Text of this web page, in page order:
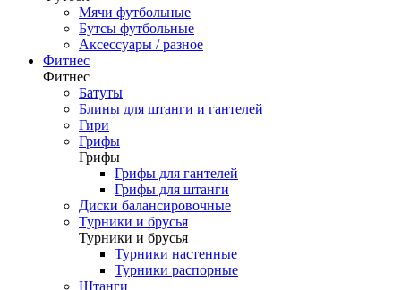
Мячи футбольные
Бутсы футбольные
Аксессуары / разное
Фитнес
Фитнес
Батуты
Блины для штанги и гантелей
Гири
Грифы
Грифы
Грифы для гантелей
Грифы для штанги
Диски балансировочные
Турники и брусья
Турники и брусья
Турники настенные
Турники распорные
Штанги